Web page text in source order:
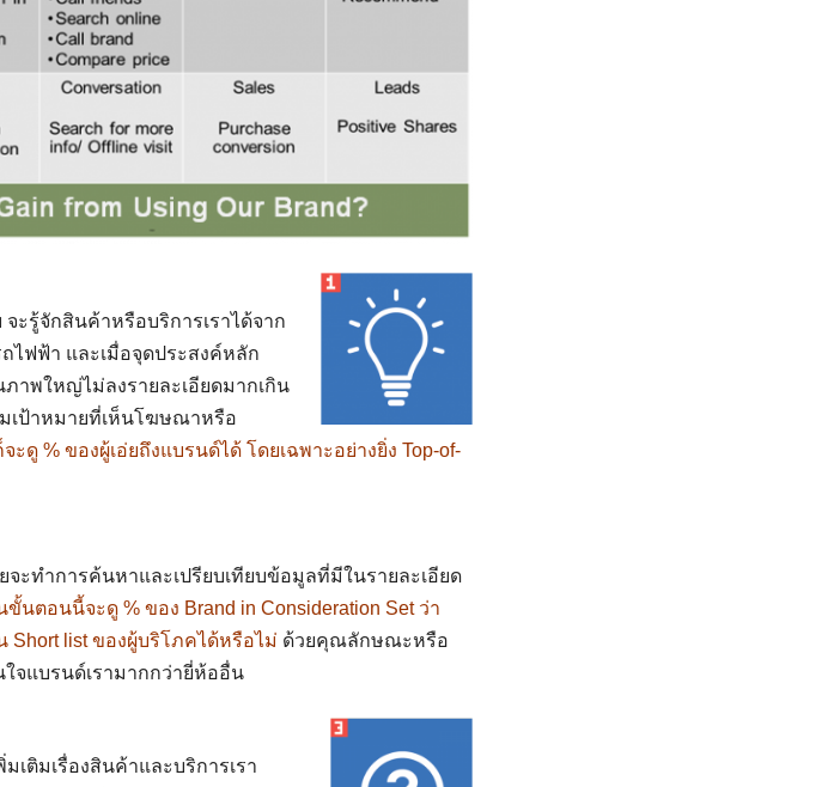
ะรู้จักสินค้าหรือบริการเราได้จาก
ไฟฟ้า และเมื่อจุดประสงค์หลัก
าพใหญ่ไม่ลงรายละเอียดมากเกิน
เป้าหมายที่เห็นโฆษณาหรือ
ะดู % ของผู้เอ่ยถึงแบรนด์ได้ โดยเฉพาะอย่างยิ่ง Top-of-
ะทำการค้นหาและเปรียบเทียบข้อมูลที่มีในรายละเอียด
นตอนนี้จะดู % ของ Brand in Consideration Set ว่า
Short list ของผู้บริโภคได้หรือไม่ ด้วยคุณลักษณะหรือ
แบรนด์เรามากกว่ายี่ห้ออื่น
เติมเรื่องสินค้าและบริการเรา